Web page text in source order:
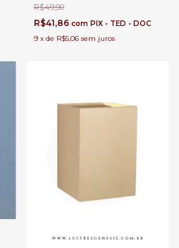
R$49,90
R$41,86 com PIX • TED • DOC
9 x de R$5,06 sem juros